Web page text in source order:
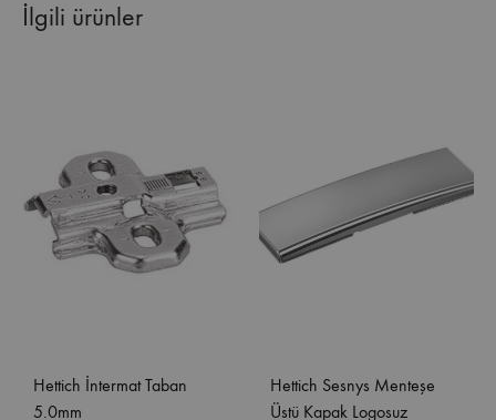
İlgili ürünler
Hettich İntermat Taban
5.0mm
Hettich Sesnys Menteşe
Üstü Kapak Logosuz